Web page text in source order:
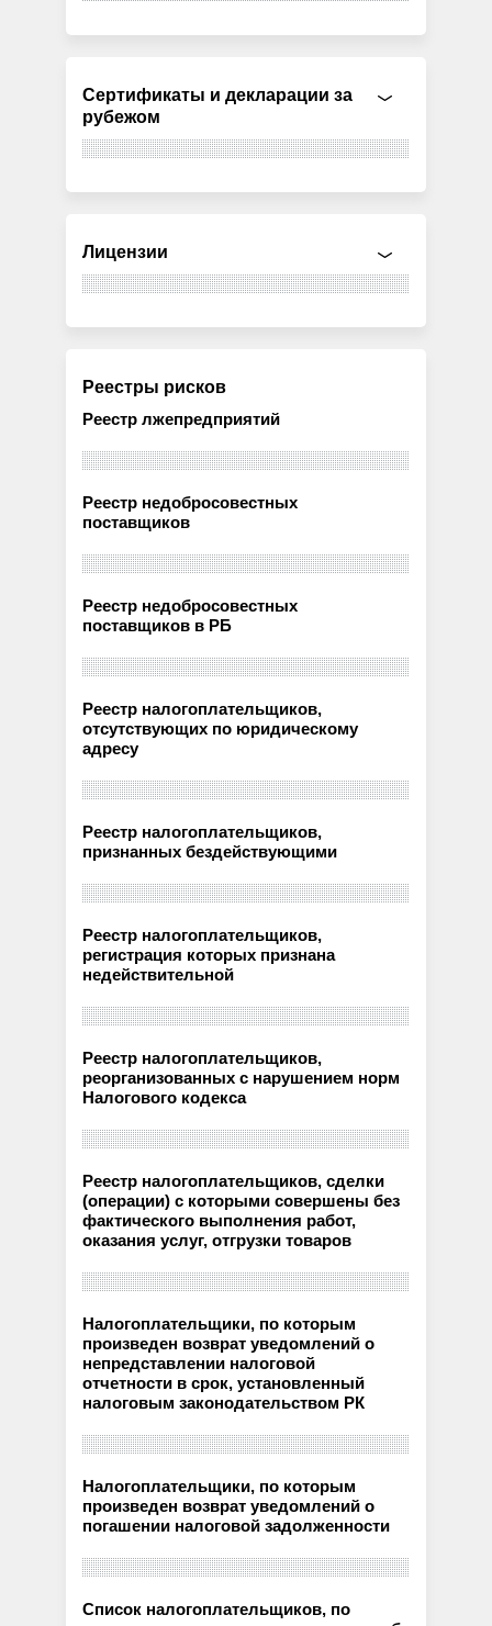
Сертификаты и декларации за
рубежом
Лицензии
Реестры рисков
Реестр лжепредприятий
Реестр недобросовестных
поставщиков
Реестр недобросовестных
поставщиков в РБ
Реестр налогоплательщиков,
отсутствующих по юридическому
адресу
Реестр налогоплательщиков,
признанных бездействующими
Реестр налогоплательщиков,
регистрация которых признана
недействительной
Реестр налогоплательщиков,
реорганизованных с нарушением норм
Налогового кодекса
Реестр налогоплательщиков, сделки
(операции) с которыми совершены без
фактического выполнения работ,
оказания услуг, отгрузки товаров
Налогоплательщики, по которым
произведен возврат уведомлений о
непредставлении налоговой
отчетности в срок, установленный
налоговым законодательством РК
Налогоплательщики, по которым
произведен возврат уведомлений о
погашении налоговой задолженности
Список налогоплательщиков, по